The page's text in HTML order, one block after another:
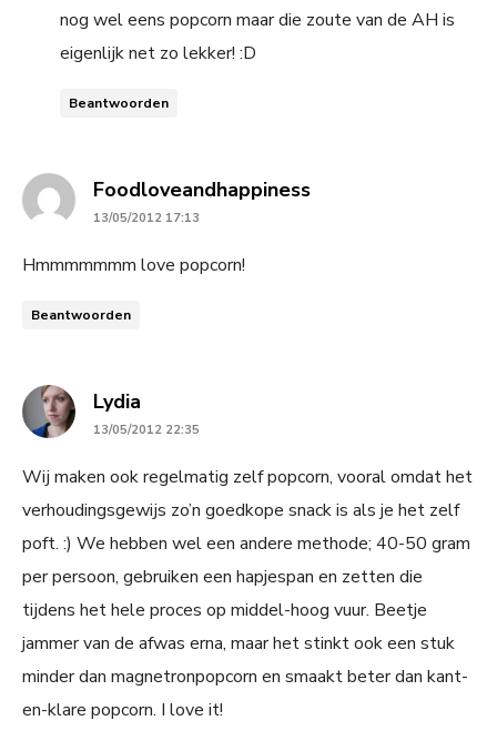
nog wel eens popcorn maar die zoute van de AH is
eigenlijk net zo lekker! :D
Beantwoorden
Foodloveandhappinesssays:
13/05/2012 17:13
Hmmmmmmm love popcorn!
Beantwoorden
Lydia
13/05/2012 22:35
Wij maken ook regelmatig zelf popcorn, vooral omdat het
verhoudingsgewijs zo’n goedkope snack is als je het zelf
poft. :) We hebben wel een andere methode; 40-50 gram
per persoon, gebruiken een hapjespan en zetten die
tijdens het hele proces op middel-hoog vuur. Beetje
jammer van de afwas erna, maar het stinkt ook een stuk
minder dan magnetronpopcorn en smaakt beter dan kant-
en-klare popcorn. I love it!